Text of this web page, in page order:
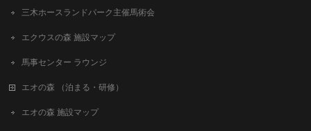
三木ホースランドパーク主催馬術会
エクウスの森 施設マップ
馬事センター ラウンジ
エオの森 （泊まる・研修）
エオの森 施設マップ